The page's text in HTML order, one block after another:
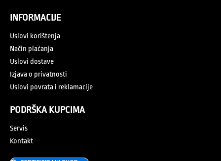
INFORMACIJE
Uslovi korištenja
Način plaćanja
Uslovi dostave
Izjava o privatnosti
Uslovi povrata i reklamacije
PODRŠKA KUPCIMA
Servis
Kontakt